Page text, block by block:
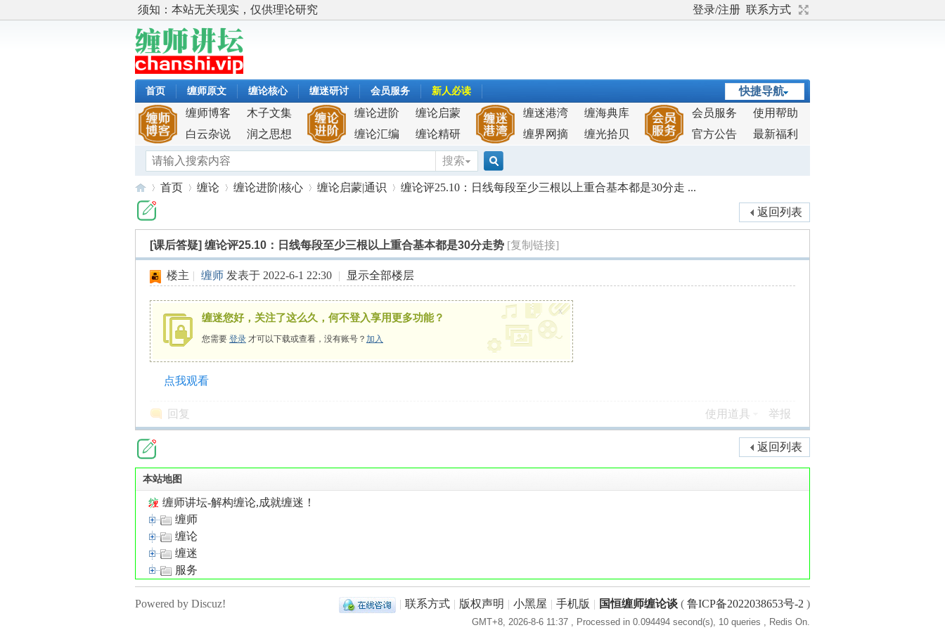
须知：本站无关现实，仅供理论研究 登录/注册 联系方式
快捷导航
首页 缠师原文 缠论核心 缠迷研讨 会员服务 新人必读
缠师博客
木子文集
白云杂说
润之思想
缠论进阶
缠论启蒙
缠论汇编
缠论精研
缠迷港湾
缠海典库
缠界网摘
缠光拾贝
会员服务
使用帮助
官方公告
最新福利
搜索
搜
索
首页
›
缠论
›
缠论进阶|核心
›
缠论启蒙|通识
›
缠论评25.10：日线每段至少三根以上重合基本都是30分走 ...
返回列表
[课后答疑] 缠论评25.10：日线每段至少三根以上重合基本都是30分走势 [复制链接]
楼主 | 缠师 发表于 2022-6-1 22:30 | 显示全部楼层
缠迷您好，关注了这么久，何不登入享用更多功能？
您需要 登录 才可以下载或查看，没有账号？ 加入
x
点我观看
回复 使用道具 举报
返回列表
本站地图
缠师讲坛-解构缠论,成就缠迷！
缠师
缠论
缠迷
服务
| 联系方式 | 版权声明 | 小黑屋 | 手机版 | 国恒缠师缠论谈 ( 鲁ICP备2022038653号-2 )
GMT+8, 2026-8-6 11:37 , Processed in 0.094494 second(s), 10 queries , Redis On.
Powered by Discuz!